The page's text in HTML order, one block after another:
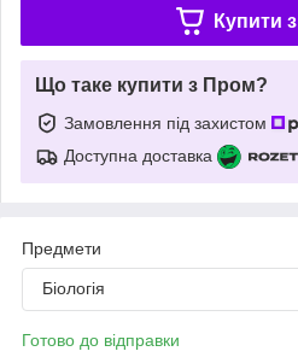
Купити з
Що таке купити з Пром?
Замовлення під захистом
Доступна доставка
Предмети
Біологія
Готово до відправки